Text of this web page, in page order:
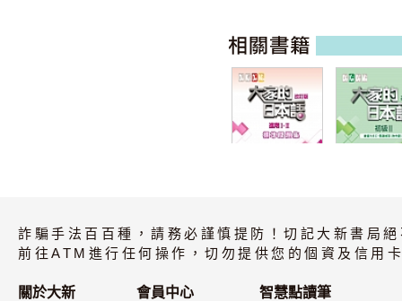
準問題集
ABC・問題
（附中譯）
詐騙手法百百種，請務必謹慎提防！切記大新書局
前往ATM進行任何操作，切勿提供您的個資及信用
關於大新 會員中心 智慧點讀筆